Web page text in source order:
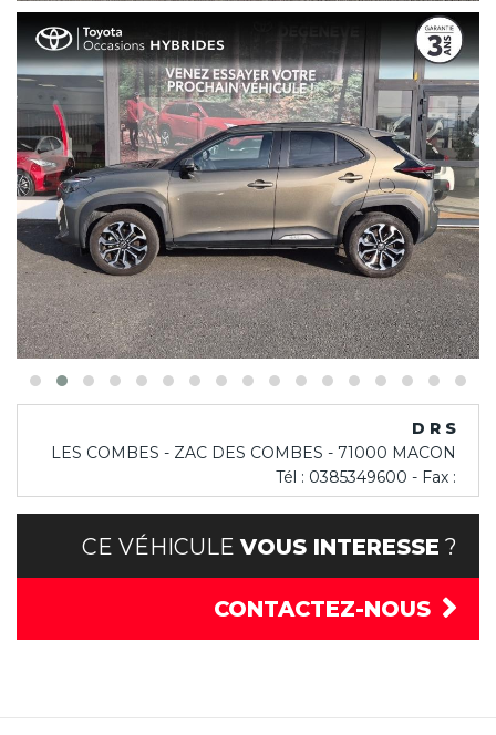
D R S
LES COMBES - ZAC DES COMBES - 71000 MACON
Tél : 0385349600 - Fax :
CE VÉHICULE VOUS INTERESSE ?
CONTACTEZ-NOUS